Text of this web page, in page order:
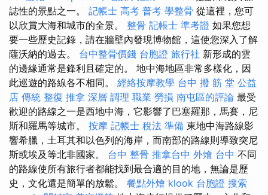
誌性的景點之一。 記帳士 高考 普考 學整骨 從這裡，您可
以欣賞大海和城市的全景。 整骨 記帳士 準考證 如果您想
要一些歷史記錄，請在牆壁內發現博物館，這使您深入了解
薩沃納的過去。 台中整骨價錢 台胞證 旅行社 新形成的雲
的邊緣通常是鋒利且確定的。 地中海地區非常多樣化，因
此巡遊的路線各不相同。 經絡按摩教學 台中 撥 筋 堂 公益
店 傳統 整復 推拿 深層 調理 職業 勞損 南屯區的評論 最受
歡迎的路線之一是西地中海，它影響了巴塞羅那，馬賽，尼
斯和羅馬等城市。 按摩 記帳士 稅法 準備 東地中海路線影
響希臘，土耳其和以色列的海岸，而南部的路線則導致突尼
斯或埃及等北非國家。 台中 整骨 推拿台中 外燴 台中 不同
的路線使所有旅行者都能找到最合適的目的地，無論是歷
史，文化還是簡單的放鬆。 餐點外燴 klook 台胞證 搜索